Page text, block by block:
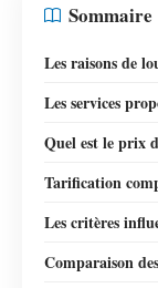
Sommaire
Les raisons de
Les services
Quel est le prix
Tarification
Les critères
Comparaison